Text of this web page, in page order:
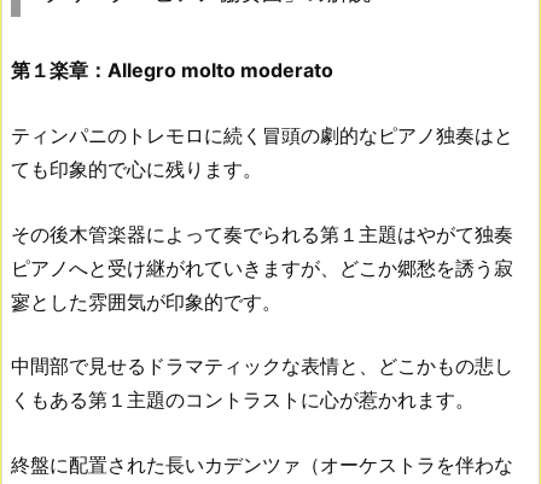
第１楽章：Allegro molto moderato
ティンパニのトレモロに続く冒頭の劇的なピアノ独奏はと
ても印象的で心に残ります。
その後木管楽器によって奏でられる第１主題はやがて独奏
ピアノへと受け継がれていきますが、どこか郷愁を誘う寂
寥とした雰囲気が印象的です。
中間部で見せるドラマティックな表情と、どこかもの悲し
くもある第１主題のコントラストに心が惹かれます。
終盤に配置された長いカデンツァ（オーケストラを伴わな